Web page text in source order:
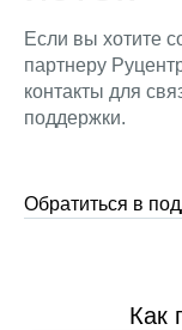
Если вы хотите
партнеру
контакты для
поддержки.
Обратиться в
Как